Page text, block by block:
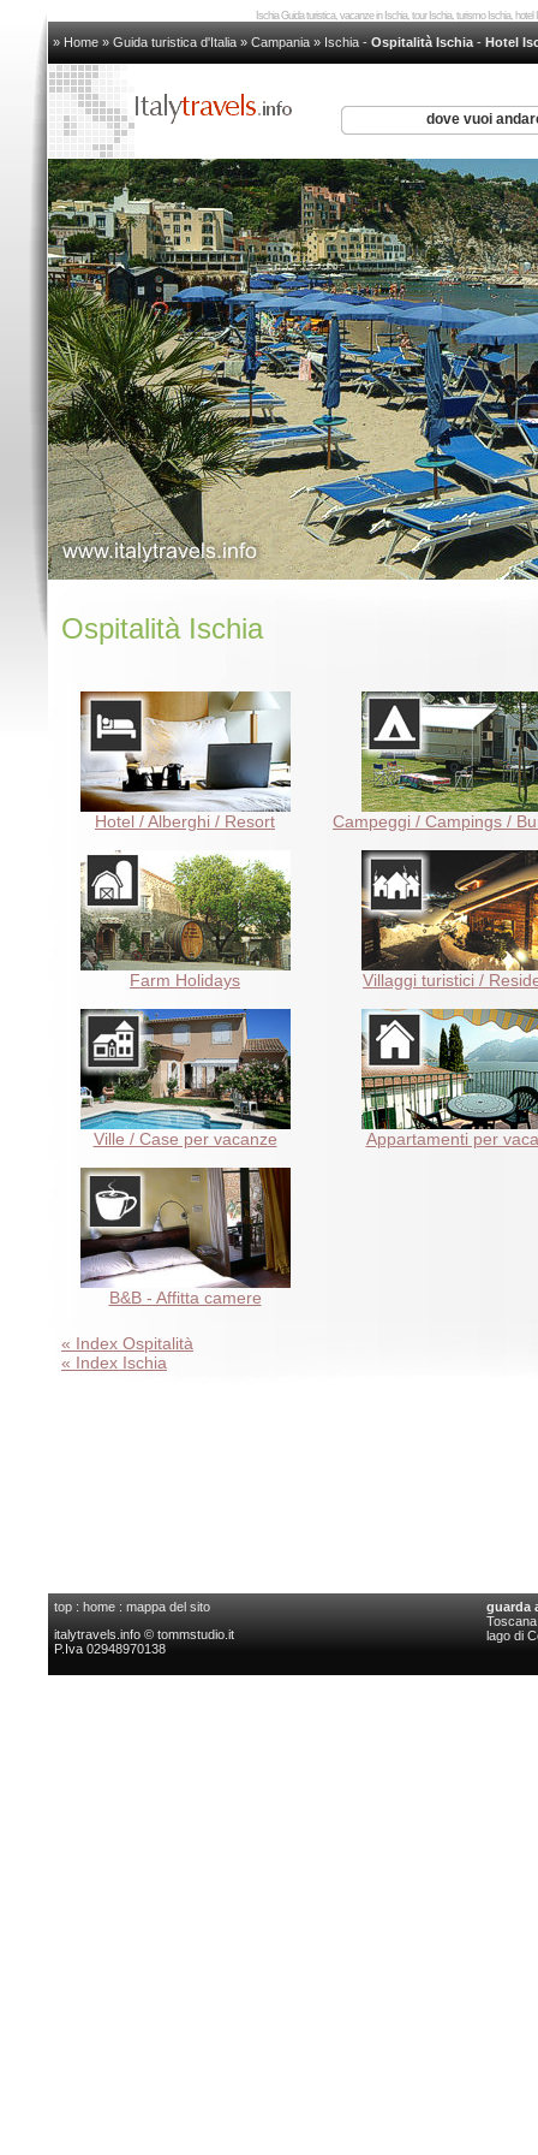
Ischia Guida turistica, vacanze in Ischia, tour Ischia, turismo Ischia,
» Home » Guida turistica d'Italia » Campania » Ischia - Ospitalità Ischia - Hotel
dove vuoi
Ospitalità Ischia
Hotel / Alberghi / Resort Campeggi / Campings /
Farm Holidays Villaggi turistici /
Ville / Case per vacanze Appartamenti per
B&B - Affitta camere
« Index Ospitalità
« Index Ischia
top : home : mappa del sito
italytravels.info © tommstudio.it
P.Iva 02948970138
guarda
lago di